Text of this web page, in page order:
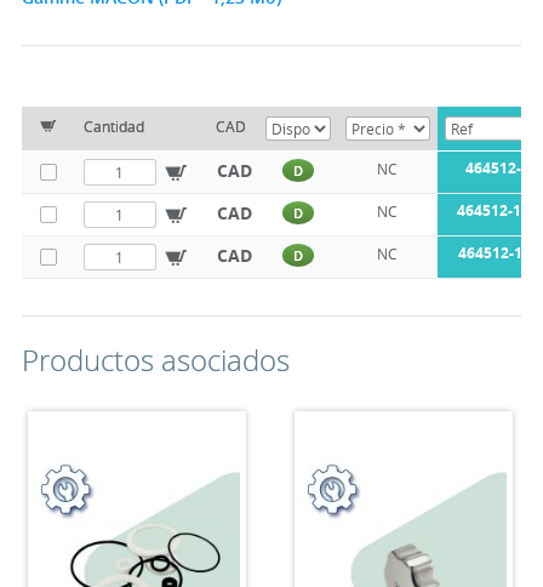
Cantidad CAD
CAD D NC 464512-
CAD D NC 464512-
CAD D NC 464512-
Productos asociados